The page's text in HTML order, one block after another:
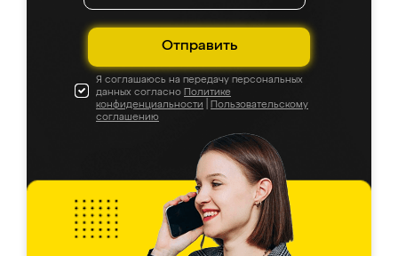
Отправить
Я соглашаюсь на передачу персональных
данных согласно Политике
конфиденциальности
Пользовательскому
соглашению